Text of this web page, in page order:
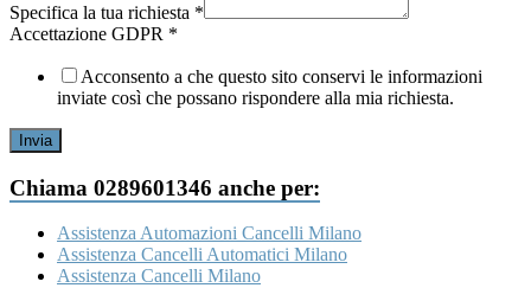
Specifica la tua richiesta *
Accettazione GDPR *
Acconsento a che questo sito conservi le informazioni
inviate così che possano rispondere alla mia richiesta.
Invia
Chiama 0289601346 anche per:
Assistenza Automazioni Cancelli Milano
Assistenza Cancelli Automatici Milano
Assistenza Cancelli Milano